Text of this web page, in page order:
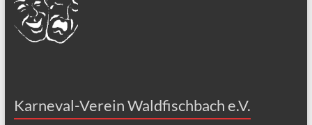
Karneval-Verein Waldfischbach e.V.